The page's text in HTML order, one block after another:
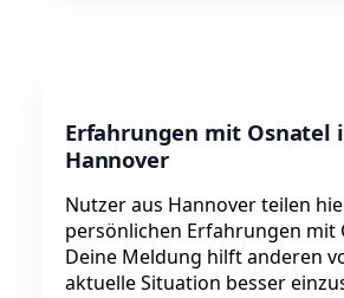
Erfahrungen mit Osnatel
Hannover
Nutzer aus Hannover teilen
persönlichen Erfahrungen mit
Deine Meldung hilft anderen
aktuelle Situation besser